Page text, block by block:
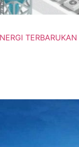
TERBARUKAN